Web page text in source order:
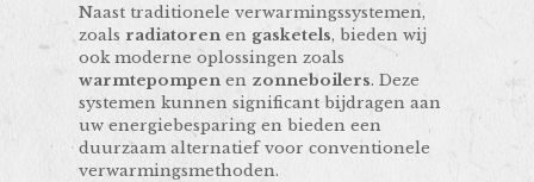
Naast traditionele verwarmingssystemen,
zoals radiatoren en gasketels, bieden wij
ook moderne oplossingen zoals
warmtepompen en zonneboilers. Deze
systemen kunnen significant bijdragen aan
uw energiebesparing en bieden een
duurzaam alternatief voor conventionele
verwarmingsmethoden.